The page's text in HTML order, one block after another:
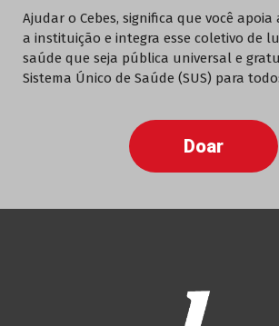
Ajudar o Cebes, significa que você
a instituição e integra esse coletivo de
saúde que seja pública universal e
Sistema Único de Saúde (SUS) para
Doar